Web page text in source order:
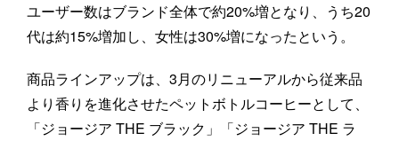
ユーザー数はブランド全体で約20%増となり、うち20
代は約15%増加し、女性は30%増になったという。
商品ラインアップは、3月のリニューアルから従来品
より香りを進化させたペットボトルコーヒーとして、
「ジョージア THE ブラック」「ジョージア THE ラ